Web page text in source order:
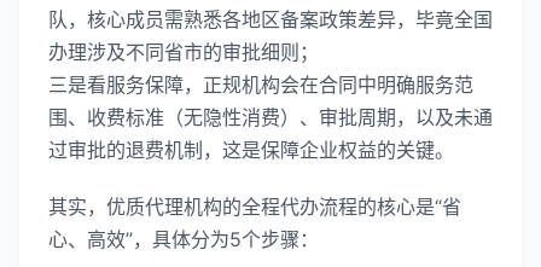
队，核心成员需熟悉各地区备案政策差异，毕竟全国
办理涉及不同省市的审批细则；
三是看服务保障，正规机构会在合同中明确服务范
围、收费标准（无隐性消费）、审批周期，以及未通
过审批的退费机制，这是保障企业权益的关键。
其实，优质代理机构的全程代办流程的核心是“省
心、高效”，具体分为5个步骤：